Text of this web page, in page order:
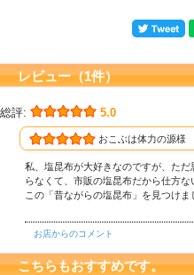
レビュー（1件）
総評: 5.0
おこぶは体力の源様
私、塩昆布が大好きなのですが、た
らなくて、市販の塩昆布だから仕方
この「昔ながらの塩昆布」を見つけ
お店からのコメント
こちらもおすすめです。